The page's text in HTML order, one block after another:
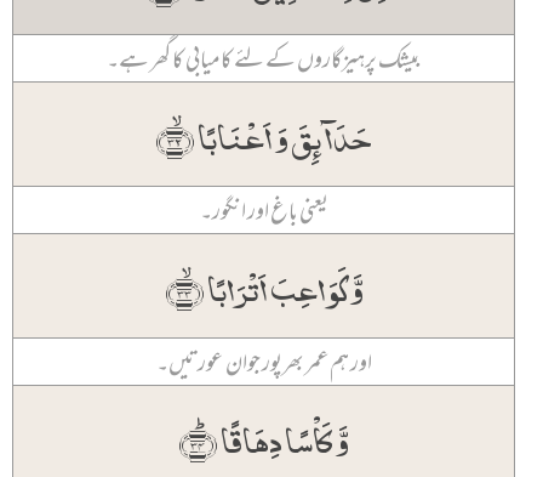
بیشک پرہیزگاروں کے لئے کامیابی کا گھر ہے۔
حَدَآئِقَ وَ اَعۡنَابًا ﴿ۙ۳۲﴾
یعنی باغ اور انگور۔
وَّکَوَاعِبَ اَتۡرَابًا ﴿ۙ۳۳﴾
اور ہم عمر بھرپور جوان عورتیں۔
وَّ کَاۡسًا دِہَاقًا ﴿ؕ۳۴﴾